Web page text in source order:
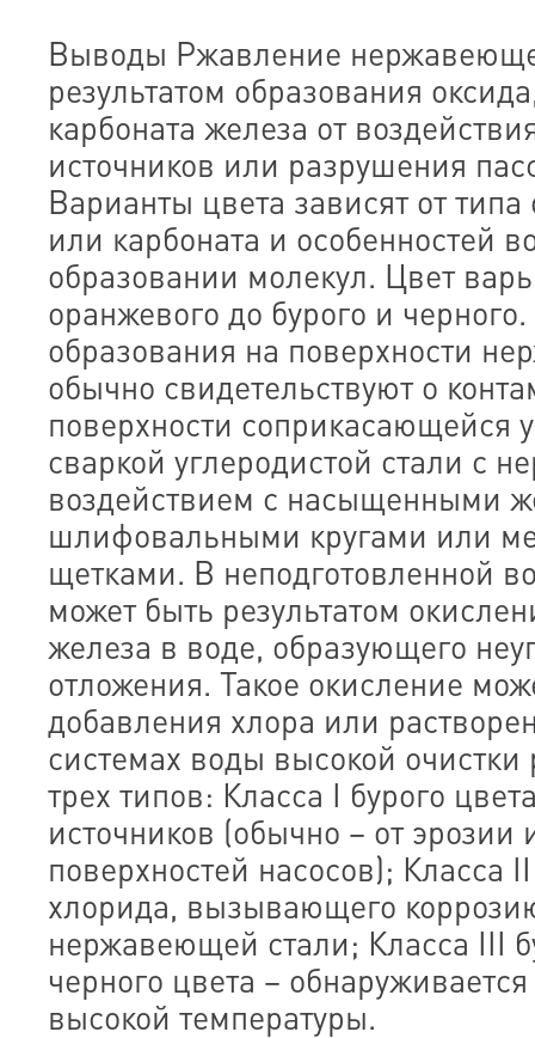
Выводы Ржавление
результатом образования
карбоната железа от
источников или разрушения
Варианты цвета зависят от
или карбоната и особенностей
образовании молекул. Цвет
оранжевого до бурого и
образования на поверхности
обычно свидетельствуют о
поверхности соприкасающейся
сваркой углеродистой стали с
воздействием с насыщенными
шлифовальными кругами или
щетками. В неподготовленной
может быть результатом
железа в воде, образующего
отложения. Такое окисление
добавления хлора или
системах воды высокой
трех типов: Класса I бурого
источников (обычно – от
поверхностей насосов); Класса
хлорида, вызывающего
нержавеющей стали; Класса III
черного цвета –
высокой температуры.